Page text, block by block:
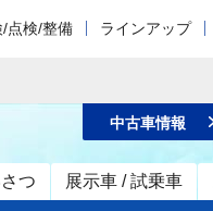
/点検/整備 ラインアップ
つ 展示車 / 試乗車
中古車情報